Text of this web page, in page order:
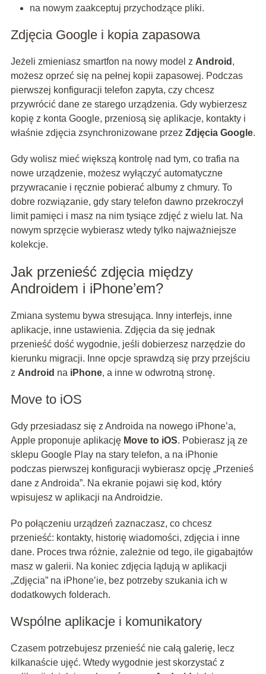
na nowym zaakceptuj przychodzące pliki.
Zdjęcia Google i kopia zapasowa
Jeżeli zmieniasz smartfon na nowy model z Android ,
możesz oprzeć się na pełnej kopii zapasowej. Podczas
pierwszej konfiguracji telefon zapyta, czy chcesz
przywrócić dane ze starego urządzenia. Gdy wybierzesz
kopię z konta Google, przeniosą się aplikacje, kontakty i
właśnie zdjęcia zsynchronizowane przez Zdjęcia Google.
Gdy wolisz mieć większą kontrolę nad tym, co trafia na
nowe urządzenie, możesz wyłączyć automatyczne
przywracanie i ręcznie pobierać albumy z chmury. To
dobre rozwiązanie, gdy stary telefon dawno przekroczył
limit pamięci i masz na nim tysiące zdjęć z wielu lat. Na
nowym sprzęcie wybierasz wtedy tylko najważniejsze
kolekcje.
Jak przenieść zdjęcia między
Androidem i iPhone’em?
Zmiana systemu bywa stresująca. Inny interfejs, inne
aplikacje, inne ustawienia. Zdjęcia da się jednak
przenieść dość wygodnie, jeśli dobierzesz narzędzie do
kierunku migracji. Inne opcje sprawdzą się przy przejściu
z Android na iPhone, a inne w odwrotną stronę.
Move to iOS
Gdy przesiadasz się z Androida na nowego iPhone’a,
Apple proponuje aplikację Move to iOS. Pobierasz ją ze
sklepu Google Play na stary telefon, a na iPhonie
podczas pierwszej konfiguracji wybierasz opcję „Przenieś
dane z Androida”. Na ekranie pojawi się kod, który
wpisujesz w aplikacji na Androidzie.
Po połączeniu urządzeń zaznaczasz, co chcesz
przenieść: kontakty, historię wiadomości, zdjęcia i inne
dane. Proces trwa różnie, zależnie od tego, ile gigabajtów
masz w galerii. Na koniec zdjęcia lądują w aplikacji
„Zdjęcia” na iPhone’ie, bez potrzeby szukania ich w
dodatkowych folderach.
Wspólne aplikacje i komunikatory
Czasem potrzebujesz przenieść nie całą galerię, lecz
kilkanaście ujęć. Wtedy wygodnie jest skorzystać z